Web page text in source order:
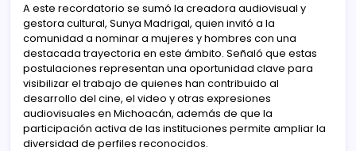
A este recordatorio se sumó la creadora audiovisual y
gestora cultural, Sunya Madrigal, quien invitó a la
comunidad a nominar a mujeres y hombres con una
destacada trayectoria en este ámbito. Señaló que estas
postulaciones representan una oportunidad clave para
visibilizar el trabajo de quienes han contribuido al
desarrollo del cine, el video y otras expresiones
audiovisuales en Michoacán, además de que la
participación activa de las instituciones permite ampliar la
diversidad de perfiles reconocidos.